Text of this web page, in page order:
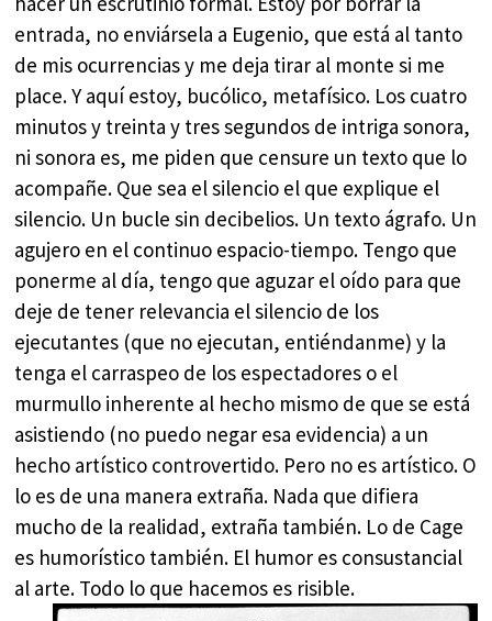
entrada, no enviársela a Eugenio, que está al tanto
de mis ocurrencias y me deja tirar al monte si me
place. Y aquí estoy, bucólico, metafísico. Los cuatro
minutos y treinta y tres segundos de intriga sonora,
ni sonora es, me piden que censure un texto que lo
acompañe. Que sea el silencio el que explique el
silencio. Un bucle sin decibelios. Un texto ágrafo. Un
agujero en el continuo espacio-tiempo. Tengo que
ponerme al día, tengo que aguzar el oído para que
deje de tener relevancia el silencio de los
ejecutantes (que no ejecutan, entiéndanme) y la
tenga el carraspeo de los espectadores o el
murmullo inherente al hecho mismo de que se está
asistiendo (no puedo negar esa evidencia) a un
hecho artístico controvertido. Pero no es artístico. O
lo es de una manera extraña. Nada que difiera
mucho de la realidad, extraña también. Lo de Cage
es humorístico también. El humor es consustancial
al arte. Todo lo que hacemos es risible.